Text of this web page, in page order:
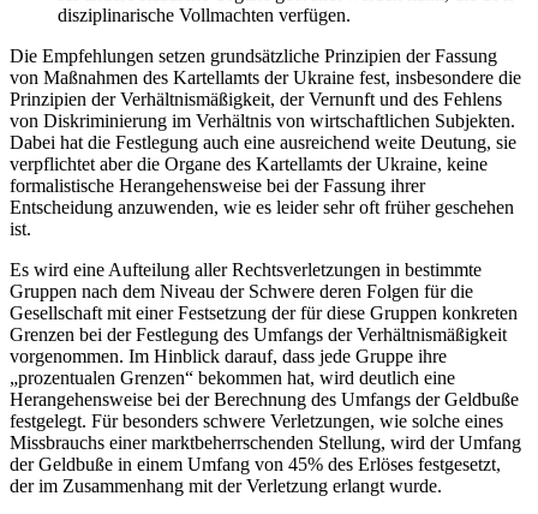
disziplinarische Vollmachten verfügen.
Die Empfehlungen setzen grundsätzliche Prinzipien der Fassung
von Maßnahmen des Kartellamts der Ukraine fest, insbesondere die
Prinzipien der Verhältnismäßigkeit, der Vernunft und des Fehlens
von Diskriminierung im Verhältnis von wirtschaftlichen Subjekten.
Dabei hat die Festlegung auch eine ausreichend weite Deutung, sie
verpflichtet aber die Organe des Kartellamts der Ukraine, keine
formalistische Herangehensweise bei der Fassung ihrer
Entscheidung anzuwenden, wie es leider sehr oft früher geschehen
ist.
Es wird eine Aufteilung aller Rechtsverletzungen in bestimmte
Gruppen nach dem Niveau der Schwere deren Folgen für die
Gesellschaft mit einer Festsetzung der für diese Gruppen konkreten
Grenzen bei der Festlegung des Umfangs der Verhältnismäßigkeit
vorgenommen. Im Hinblick darauf, dass jede Gruppe ihre
„prozentualen Grenzen“ bekommen hat, wird deutlich eine
Herangehensweise bei der Berechnung des Umfangs der Geldbuße
festgelegt. Für besonders schwere Verletzungen, wie solche eines
Missbrauchs einer marktbeherrschenden Stellung, wird der Umfang
der Geldbuße in einem Umfang von 45% des Erlöses festgesetzt,
der im Zusammenhang mit der Verletzung erlangt wurde.